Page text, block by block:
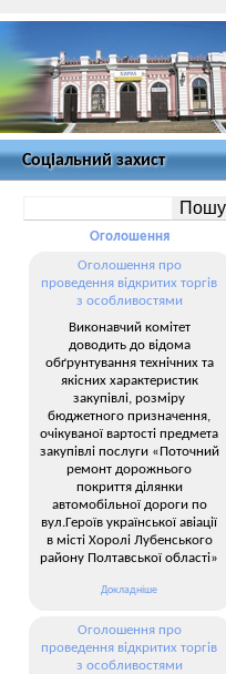
Соціальний захист
Оголошення
Оголошення про
проведення відкритих торгів
з особливостями
Виконавчий комітет
доводить до відома
обґрунтування технічних та
якісних характеристик
закупівлі, розміру
бюджетного призначення,
очікуваної вартості предмета
закупівлі послуги «Поточний
ремонт дорожнього
покриття ділянки
автомобільної дороги по
вул.Героїв української авіації
в місті Хоролі Лубенського
району Полтавської області»
Докладніше
Оголошення про
проведення відкритих торгів
з особливостями